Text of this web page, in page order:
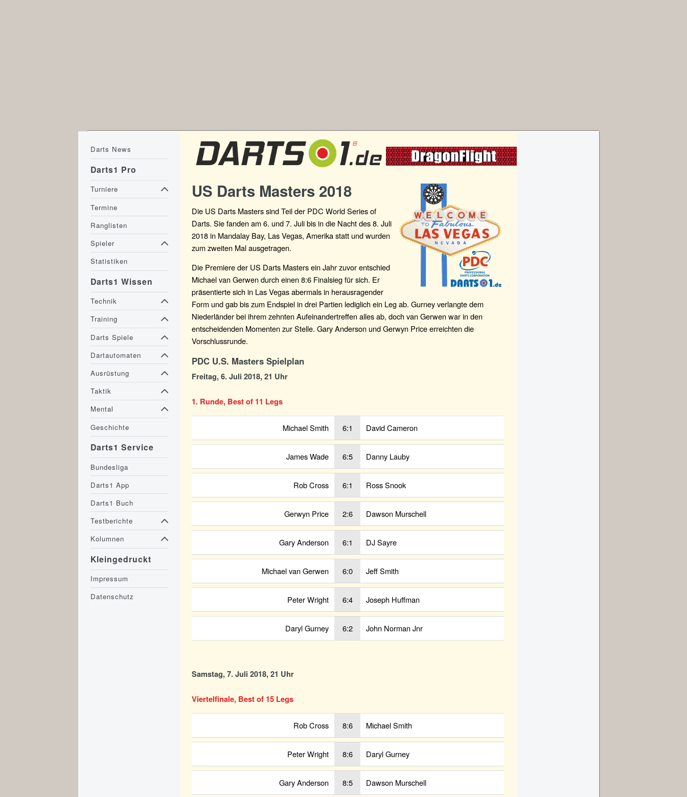
US Darts Masters 2018
Die US Darts Masters sind Teil der PDC World Series of
Darts. Sie fanden am 6. und 7. Juli bis in die Nacht des 8. Juli
2018 in Mandalay Bay, Las Vegas, Amerika statt und wurden
zum zweiten Mal ausgetragen.
Die Premiere der US Darts Masters ein Jahr zuvor entschied
Michael van Gerwen durch einen 8:6 Finalsieg für sich. Er
präsentierte sich in Las Vegas abermals in herausragender
Form und gab bis zum Endspiel in drei Partien lediglich ein Leg ab. Gurney verlangte dem
Niederländer bei ihrem zehnten Aufeinandertreffen alles ab, doch van Gerwen war in den
entscheidenden Momenten zur Stelle. Gary Anderson und Gerwyn Price erreichten die
Vorschlussrunde.
PDC U.S. Masters Spielplan
Freitag, 6. Juli 2018, 21 Uhr
1. Runde, Best of 11 Legs
Michael Smith 6:1 David Cameron
James Wade 6:5 Danny Lauby
Rob Cross 6:1 Ross Snook
Gerwyn Price 2:6 Dawson Murschell
Gary Anderson 6:1 DJ Sayre
Michael van Gerwen 6:0 Jeff Smith
Peter Wright 6:4 Joseph Huffman
Daryl Gurney 6:2 John Norman Jnr
Samstag, 7. Juli 2018, 21 Uhr
Viertelfinale, Best of 15 Legs
Rob Cross 8:6 Michael Smith
Peter Wright 8:6 Daryl Gurney
Gary Anderson 8:5 Dawson Murschell
Darts News
Darts1 Pro
Turniere
Termine
Ranglisten
Spieler
Statistiken
Darts1 Wissen
Technik
Training
Darts Spiele
Dartautomaten
Ausrüstung
Taktik
Mental
Geschichte
Darts1 Service
Bundesliga
Darts1 App
Darts1 Buch
Testberichte
Kolumnen
Kleingedruckt
Impressum
Datenschutz